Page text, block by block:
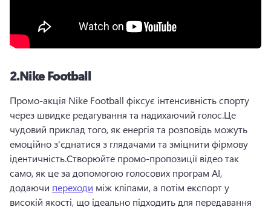
2.Nike Football
Промо-акція Nike Football фіксує інтенсивність спорту
через швидке редагування та надихаючий голос.Це
чудовий приклад того, як енергія та розповідь можуть
емоційно з'єднатися з глядачами та зміцнити фірмову
ідентичність.Створюйте промо-пропозиції відео так
само, як це за допомогою голосових програм AI,
додаючи переходи між кліпами, а потім експорт у
високій якості, що ідеально підходить для передавання